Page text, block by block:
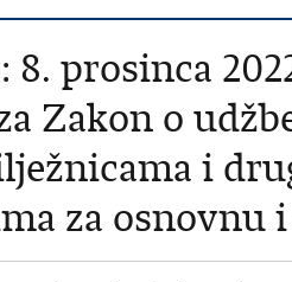
8. prosinca
Zakon o
i
za osnovnu